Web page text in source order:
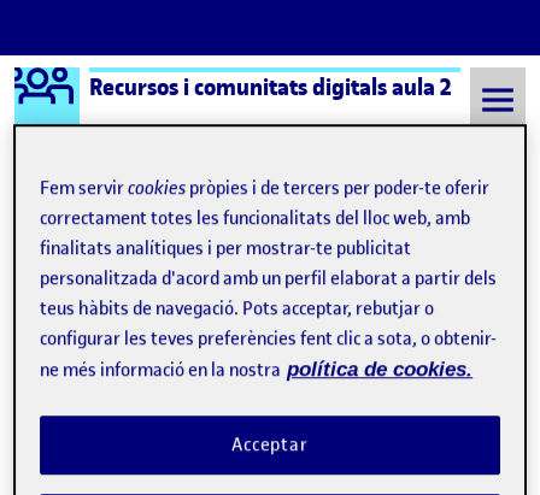
Saltar al contingut
Logo Ágora
Recursos i comunitats digitals aula 2
Semestre 20211 - Aula 2 8 Setembre, 2021
8 Setembre, 2021
Fem servircookies pròpies i de tercers per poder-te oferir
correctament totes les funcionalitats del lloc web, amb
finalitats analítiques i per mostrar-te publicitat
personalitzada d'acord amb un perfil elaborat a partir dels
teus hàbits de navegació. Pots acceptar, rebutjar o
configurar les teves preferències fent clic a sota, o obtenir-
ne més informació en la nostra política de cookies.
Acceptar